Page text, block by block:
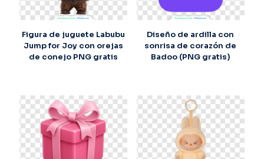
Figura de juguete Labubu
Jump for Joy con orejas
de conejo PNG gratis
Diseño de ardilla con
sonrisa de corazón de
Badoo (PNG gratis)